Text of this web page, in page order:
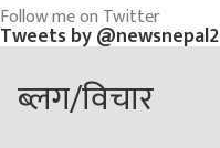
Follow me on Twitter
Tweets by @newsnepal2
ब्लग/विचार